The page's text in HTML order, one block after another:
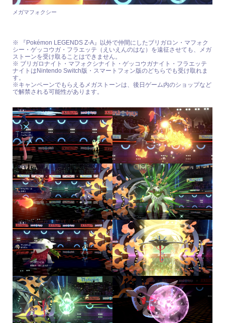
メガマフォクシー
※ 『Pokémon LEGENDS Z-A』以外で仲間にしたブリガロン・マフォク
シー・ゲッコウガ・フラエッテ（えいえんのはな）を遠征させても、メガ
ストーンを受け取ることはできません。
※ ブリガロナイト・マフォクシナイト・ゲッコウガナイト・フラエッテ
ナイトはNintendo Switch版・スマートフォン版のどちらでも受け取れま
す。
※キャンペーンでもらえるメガストーンは、後日ゲーム内のショップなど
で解禁される可能性があります。